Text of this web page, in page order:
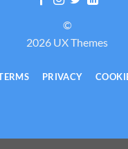
©
2026 UX Themes
PRIVACY